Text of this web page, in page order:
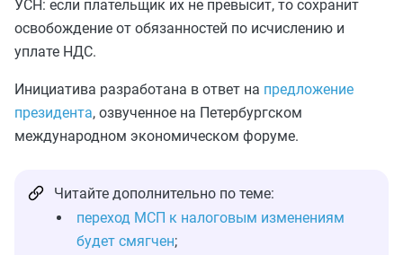
УСН: если плательщик их не превысит, то сохранит
освобождение от обязанностей по исчислению и
уплате НДС.
Инициатива разработана в ответ на предложение
президента, озвученное на Петербургском
международном экономическом форуме.
Читайте дополнительно по теме:
переход МСП к налоговым изменениям
будет смягчен;